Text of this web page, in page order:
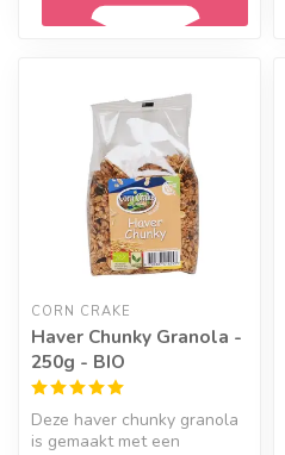
Geef een seintje
CORN CRAKE
Haver Chunky Granola -
250g - BIO
Deze haver chunky granola
is gemaakt met een